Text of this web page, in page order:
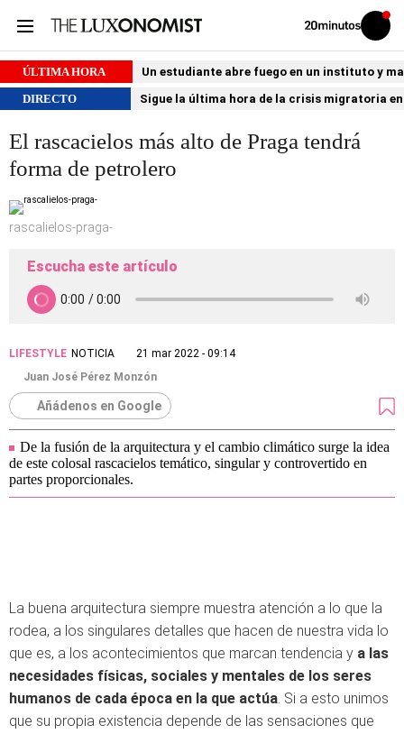
Volver
Iniciar
sesión
ÚLTIMA HORA
Un estudiante abre fuego en un instituto y
DIRECTO
Sigue la última hora de la crisis migratoria
El rascacielos más alto de Praga tendrá
forma de petrolero
rascalielos-praga-
Escucha este artículo
LIFESTYLE NOTICIA
21 mar 2022 - 09:14
Juan José Pérez Monzón
Añádenos en Google
De la fusión de la arquitectura y el cambio climático surge la idea
de este colosal rascacielos temático, singular y controvertido en
partes proporcionales.
La buena arquitectura siempre muestra atención a lo que la
rodea, a los singulares detalles que hacen de nuestra vida lo
que es, a los acontecimientos que marcan tendencia y a las
necesidades físicas, sociales y mentales de los seres
humanos de cada época en la que actúa. Si a esto unimos
que su propia existencia depende de las sensaciones que